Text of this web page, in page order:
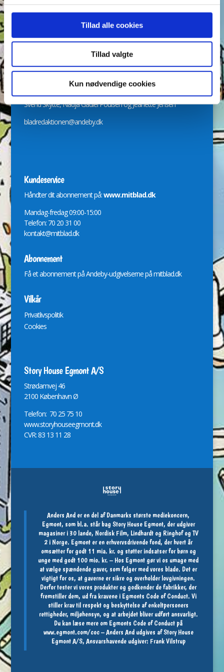
Tillad alle cookies
Tillad valgte
Kun nødvendige cookies
Arkiver
Svend Skytte, Nadja Gadiel Poulsen og Jeanette Jensen
bladredaktionen@andeby.dk
Kundeservice
Håndter dit abonnement på:www.mitblad.dk
Mandag-fredag 09:00-15:00
Telefon: 70 20 31 00
kontakt@mitblad.dk
Abonnement
Få et abonnement på Andeby-udgivelserne påmitblad.dk
Vilkår
Privatlivspolitik
Cookies
Story House Egmont A/S
Strødamvej 46
2100 København Ø
Telefon: 70 25 75 10
www.storyhouseegmont.dk
CVR: 83 13 11 28
Anders And er en del af Danmarks største mediekoncern,
Egmont, som bl.a. står bag Story House Egmont, der udgiver
magasiner i 30 lande, Nordisk Film, Lindhardt og Ringhof og TV
2 i Norge. Egmont er en erhvervsdrivende fond, der hvert år
omsætter for godt 11 mia. kr. og støtter indsatser for børn og
unge med godt 100 mio. kr. – Hos Egmont gør vi os umage med
at vælge spændende gaver, som følger med vores blade. Det er
vigtigt for os, at gaverne er sikre og overholder lovgivningen.
Derfor tester vi vores produkter og godkender de fabrikker, der
fremstiller dem, ud fra kravene i Egmonts Code of Conduct. Vi
stiller krav til respekt og beskyttelse af enkeltpersoners
rettigheder, miljøhensyn, og at arbejdet bliver udført ansvarligt.
Du kan læse mere om Egmonts Code of Conduct på
www.egmont.com/coc– Anders And udgives af Story House
Egmont A/S, Ansvarshavende udgiver: Frank Vilstrup